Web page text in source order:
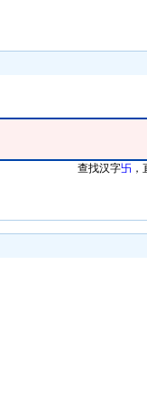
查找汉字卐